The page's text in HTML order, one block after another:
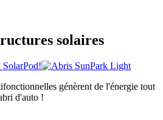
solaires
génèrent de l'énergie tout
d'auto !